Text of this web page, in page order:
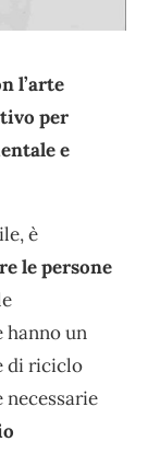
l’arte
per
e
è
le persone
hanno un
di riciclo